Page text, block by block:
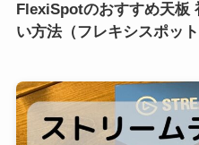
FlexiSpotのおすすめ天板
い方法（フレキシスポット